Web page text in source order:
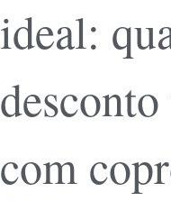
ideal:
com